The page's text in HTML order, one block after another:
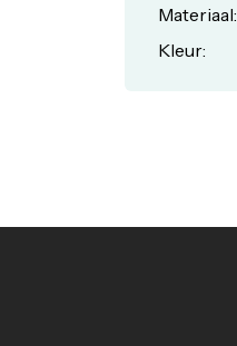
Materiaal:
Kleur: